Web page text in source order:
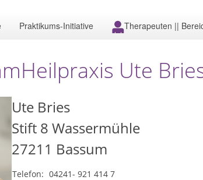
Praktikums-Initiative Therapeuten ||
Ute
Ute Bries
Stift 8 Wassermühle
27211 Bassum
Telefon: 04241- 921 414 7